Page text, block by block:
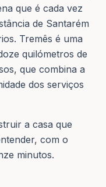
que é cada vez
de Santarém
Tremês é uma
quilómetros de
que combina a
dos serviços
a casa que
com o
minutos.